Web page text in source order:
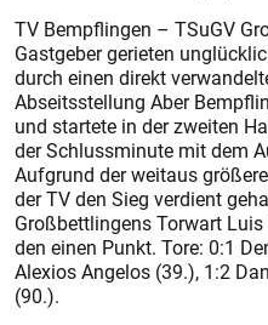
TV Bempflingen – TSuGV
Gastgeber gerieten
durch einen direkt
Abseitsstellung Aber
und startete in der zweiten
der Schlussminute mit dem
Aufgrund der weitaus
der TV den Sieg verdient
Großbettlingens Torwart
den einen Punkt. Tore: 0:1
Alexios Angelos (39.), 1:2
(90.).